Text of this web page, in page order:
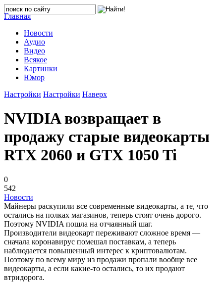
Главная
Новости
Аудио
Видео
Всякое
Картинки
Юмор
Настройки Настройки Наверх
NVIDIA возвращает в
продажу старые видеокарты
RTX 2060 и GTX 1050 Ti
0
542
Новости
Майнеры раскупили все современные видеокарты, а те, что
остались на полках магазинов, теперь стоят очень дорого.
Поэтому NVIDIA пошла на отчаянный шаг.
Производители видеокарт переживают сложное время —
сначала коронавирус помешал поставкам, а теперь
наблюдается повышенный интерес к криптовалютам.
Поэтому по всему миру из продажи пропали вообще все
видеокарты, а если какие-то остались, то их продают
втридорога.